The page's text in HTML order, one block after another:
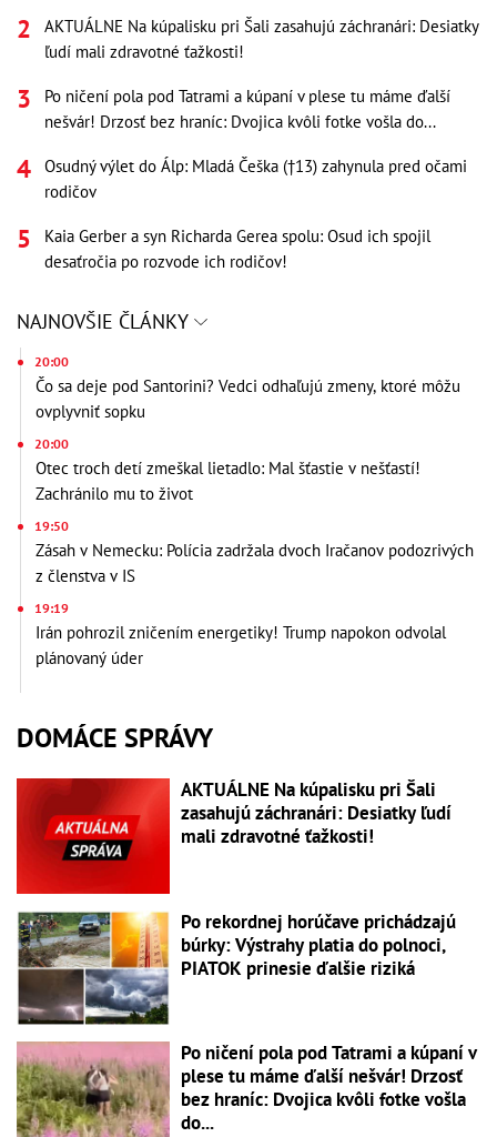
AKTUÁLNE Na kúpalisku pri Šali zasahujú záchranári: Desiatky
ľudí mali zdravotné ťažkosti!
Po ničení pola pod Tatrami a kúpaní v plese tu máme ďalší
nešvár! Drzosť bez hraníc: Dvojica kvôli fotke vošla do...
Osudný výlet do Álp: Mladá Češka (†13) zahynula pred očami
rodičov
Kaia Gerber a syn Richarda Gerea spolu: Osud ich spojil
desaťročia po rozvode ich rodičov!
NAJNOVŠIE ČLÁNKY
20:00
Čo sa deje pod Santorini? Vedci odhaľujú zmeny, ktoré môžu
ovplyvniť sopku
20:00
Otec troch detí zmeškal lietadlo: Mal šťastie v nešťastí!
Zachránilo mu to život
19:50
Zásah v Nemecku: Polícia zadržala dvoch Iračanov podozrivých
z členstva v IS
19:19
Irán pohrozil zničením energetiky! Trump napokon odvolal
plánovaný úder
DOMÁCE SPRÁVY
AKTUÁLNE Na kúpalisku pri Šali
zasahujú záchranári: Desiatky ľudí
mali zdravotné ťažkosti!
Po rekordnej horúčave prichádzajú
búrky: Výstrahy platia do polnoci,
PIATOK prinesie ďalšie riziká
Po ničení pola pod Tatrami a kúpaní v
plese tu máme ďalší nešvár! Drzosť
bez hraníc: Dvojica kvôli fotke vošla
do...